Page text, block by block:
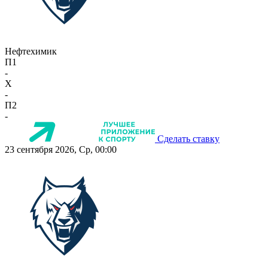
Нефтехимик
П1
-
X
-
П2
-
Сделать ставку
23 сентября 2026, Ср, 00:00